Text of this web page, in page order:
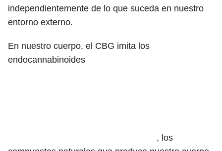
independientemente de lo que suceda en nuestro
entorno externo.
En nuestro cuerpo, el CBG imita los
endocannabinoides
, los